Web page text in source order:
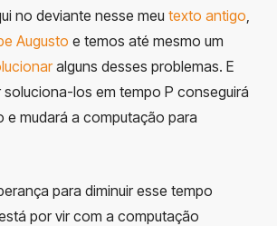
no deviante nesse meu texto antigo
Augusto e temos até mesmo um
alguns desses problemas. E
soluciona-los em tempo P conseguirá
e mudará a computação para
para diminuir esse tempo
por vir com a computação